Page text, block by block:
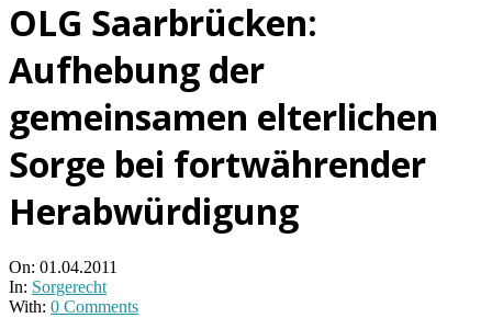
OLG Saarbrücken:
Aufhebung der
gemeinsamen elterlichen
Sorge bei fortwährender
Herabwürdigung
On: 01.04.2011
In: Sorgerecht
With: 0 Comments